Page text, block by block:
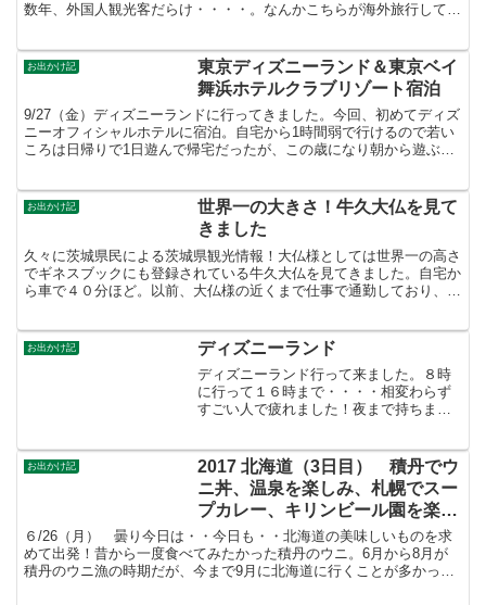
数年、外国人観光客だらけ・・・・。なんかこちらが海外旅行してる
お出かけ記
東京ディズニーランド＆東京ベイ
舞浜ホテルクラブリゾート宿泊
9/27（金）ディズニーランドに行ってきました。今回、初めてディズ
ニーオフィシャルホテルに宿泊。自宅から1時間弱で行けるので若い
ころは日帰りで1日遊んで帰宅だったが、この歳になり朝から遊ぶと
お出かけ記
世界一の大きさ！牛久大仏を見て
きました
久々に茨城県民による茨城県観光情報！大仏様としては世界一の高さ
でギネスブックにも登録されている牛久大仏を見てきました。自宅か
ら車で４０分ほど。以前、大仏様の近くまで仕事で通勤しており、毎
お出かけ記 ディズニーランド
ディズニーランド行って来ました。８時
に行って１６時まで・・・・相変わらず
すごい人で疲れました！夜まで持ちませ
ン、ホーンテッドマンションカリブの海
賊、イッツ・ア・スモール...
お出かけ記
2017 北海道（3日目） 積丹でウ
ニ丼、温泉を楽しみ、札幌でスー
プカレー、キリンビール園を楽し
んだ
６/26（月） 曇り今日は・・今日も・・北海道の美味しいものを求
めて出発！昔から一度食べてみたかった積丹のウニ。6月から8月が
積丹のウニ漁の時期だが、今まで9月に北海道に行くことが多かった